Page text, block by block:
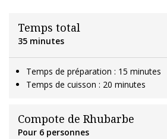
Temps total
35 minutes
Temps de préparation : 15 minutes
Temps de cuisson : 20 minutes
Compote de Rhubarbe
Pour 6 personnes